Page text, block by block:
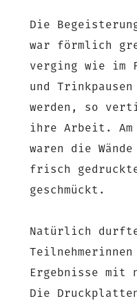
Die
war förmlich
verging wie im
und
werden, so
ihre Arbeit. Am
waren die
frisch
geschmückt.
Natürlich
Ergebnisse mit
Die